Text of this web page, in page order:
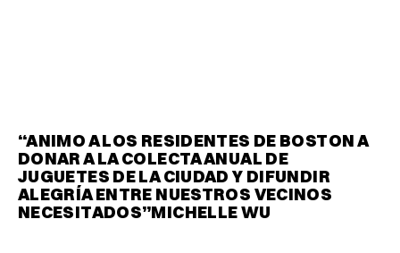
“ANIMO A LOS RESIDENTES DE BOSTON A
DONAR A LA COLECTA ANUAL DE
JUGUETES DE LA CIUDAD Y DIFUNDIR
ALEGRÍA ENTRE NUESTROS VECINOS
NECESITADOS”MICHELLE WU